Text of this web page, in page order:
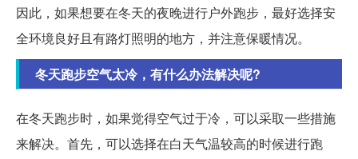
因此，如果想要在冬天的夜晚进行户外跑步，最好选择安
全环境良好且有路灯照明的地方，并注意保暖情况。
冬天跑步空气太冷，有什么办法解决呢?
在冬天跑步时，如果觉得空气过于冷，可以采取一些措施
来解决。首先，可以选择在白天气温较高的时候进行跑